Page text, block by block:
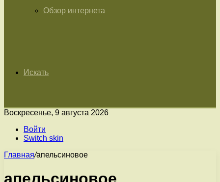
Обзор интернета
Искать
Воскресенье, 9 августа 2026
Войти
Switch skin
Главная/апельсиновое